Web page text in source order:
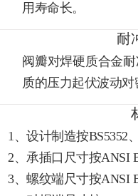
用寿命长。
耐
阀瓣对焊硬质合金
质的压力起伏波动对
1、设计制造按BS5352、
2、承插口尺寸按ANSI
3、螺纹端尺寸按ANSI